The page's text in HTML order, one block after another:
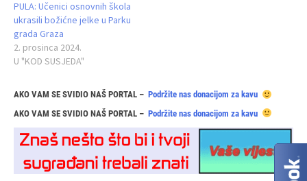
PULA: Učenici osnovnih škola
ukrasili božićne jelke u Parku
grada Graza
2. prosinca 2024.
U "KOD SUSJEDA"
AKO VAM SE SVIDIO NAŠ PORTAL – Podržite nas donacijom za kavu
AKO VAM SE SVIDIO NAŠ PORTAL – Podržite nas donacijom za kavu